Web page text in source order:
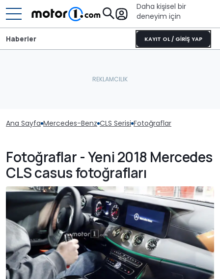
Daha kişisel bir
deneyim için
KAYIT OL / GİRİŞ YAP
Haberler
Ana Sayfa Mercedes-Benz CLS Serisi Fotoğraflar
Fotoğraflar - Yeni 2018 Mercedes
CLS casus fotoğrafları